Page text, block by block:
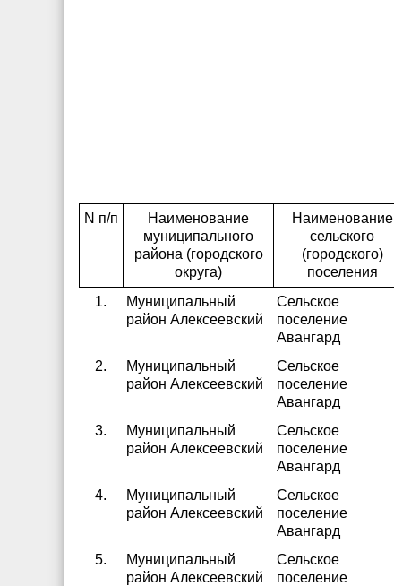
N п/п
Наименование
муниципального
района (городского
округа)
Наименование
сельского
(городского)
поселения
1.
Муниципальный
район Алексеевский
Сельское
поселение
Авангард
2.
Муниципальный
район Алексеевский
Сельское
поселение
Авангард
3.
Муниципальный
район Алексеевский
Сельское
поселение
Авангард
4.
Муниципальный
район Алексеевский
Сельское
поселение
Авангард
5.
Муниципальный
район Алексеевский
Сельское
поселение